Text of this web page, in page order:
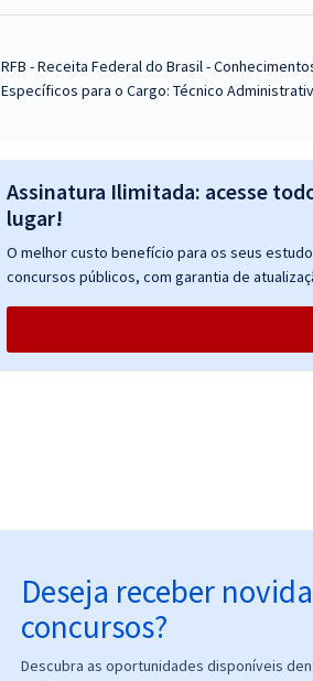
RFB - Receita Federal do Brasil -
Específicos para o Cargo: Técnico
Assinatura Ilimitada: acesse
lugar!
O melhor custo benefício para os seus
concursos públicos, com garantia de
Deseja receber
concursos?
Descubra as oportunidades disponíveis